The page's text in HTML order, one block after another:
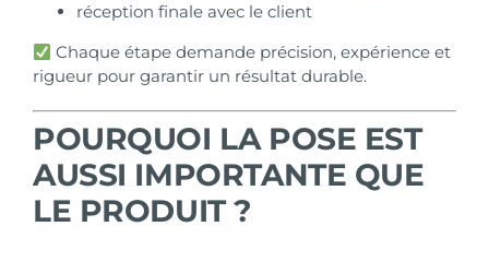
réception finale avec le client
Chaque étape demande précision, expérience et
rigueur pour garantir un résultat durable.
POURQUOI LA POSE EST
AUSSI IMPORTANTE QUE
LE PRODUIT ?